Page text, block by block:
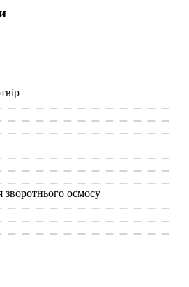
зворотнього осмосу